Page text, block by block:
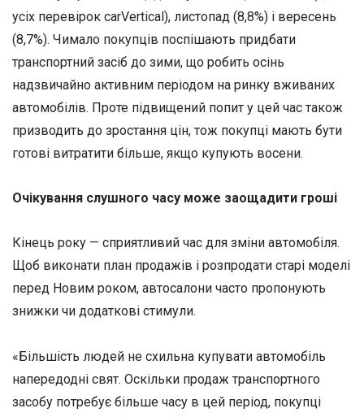
усіх перевірок carVertical), листопад (8,8%) і вересень
(8,7%). Чимало покупців поспішають придбати
транспортний засіб до зими, що робить осінь
надзвичайно активним періодом на ринку вживаних
автомобілів. Проте підвищений попит у цей час також
призводить до зростання цін, тож покупці мають бути
готові витратити більше, якщо купують восени.
Очікування слушного часу може заощадити гроші
Кінець року — сприятливий час для зміни автомобіля.
Щоб виконати план продажів і розпродати старі моделі
перед Новим роком, автосалони часто пропонують
знижки чи додаткові стимули.
«Більшість людей не схильна купувати автомобіль
напередодні свят. Оскільки продаж транспортного
засобу потребує більше часу в цей період, покупці